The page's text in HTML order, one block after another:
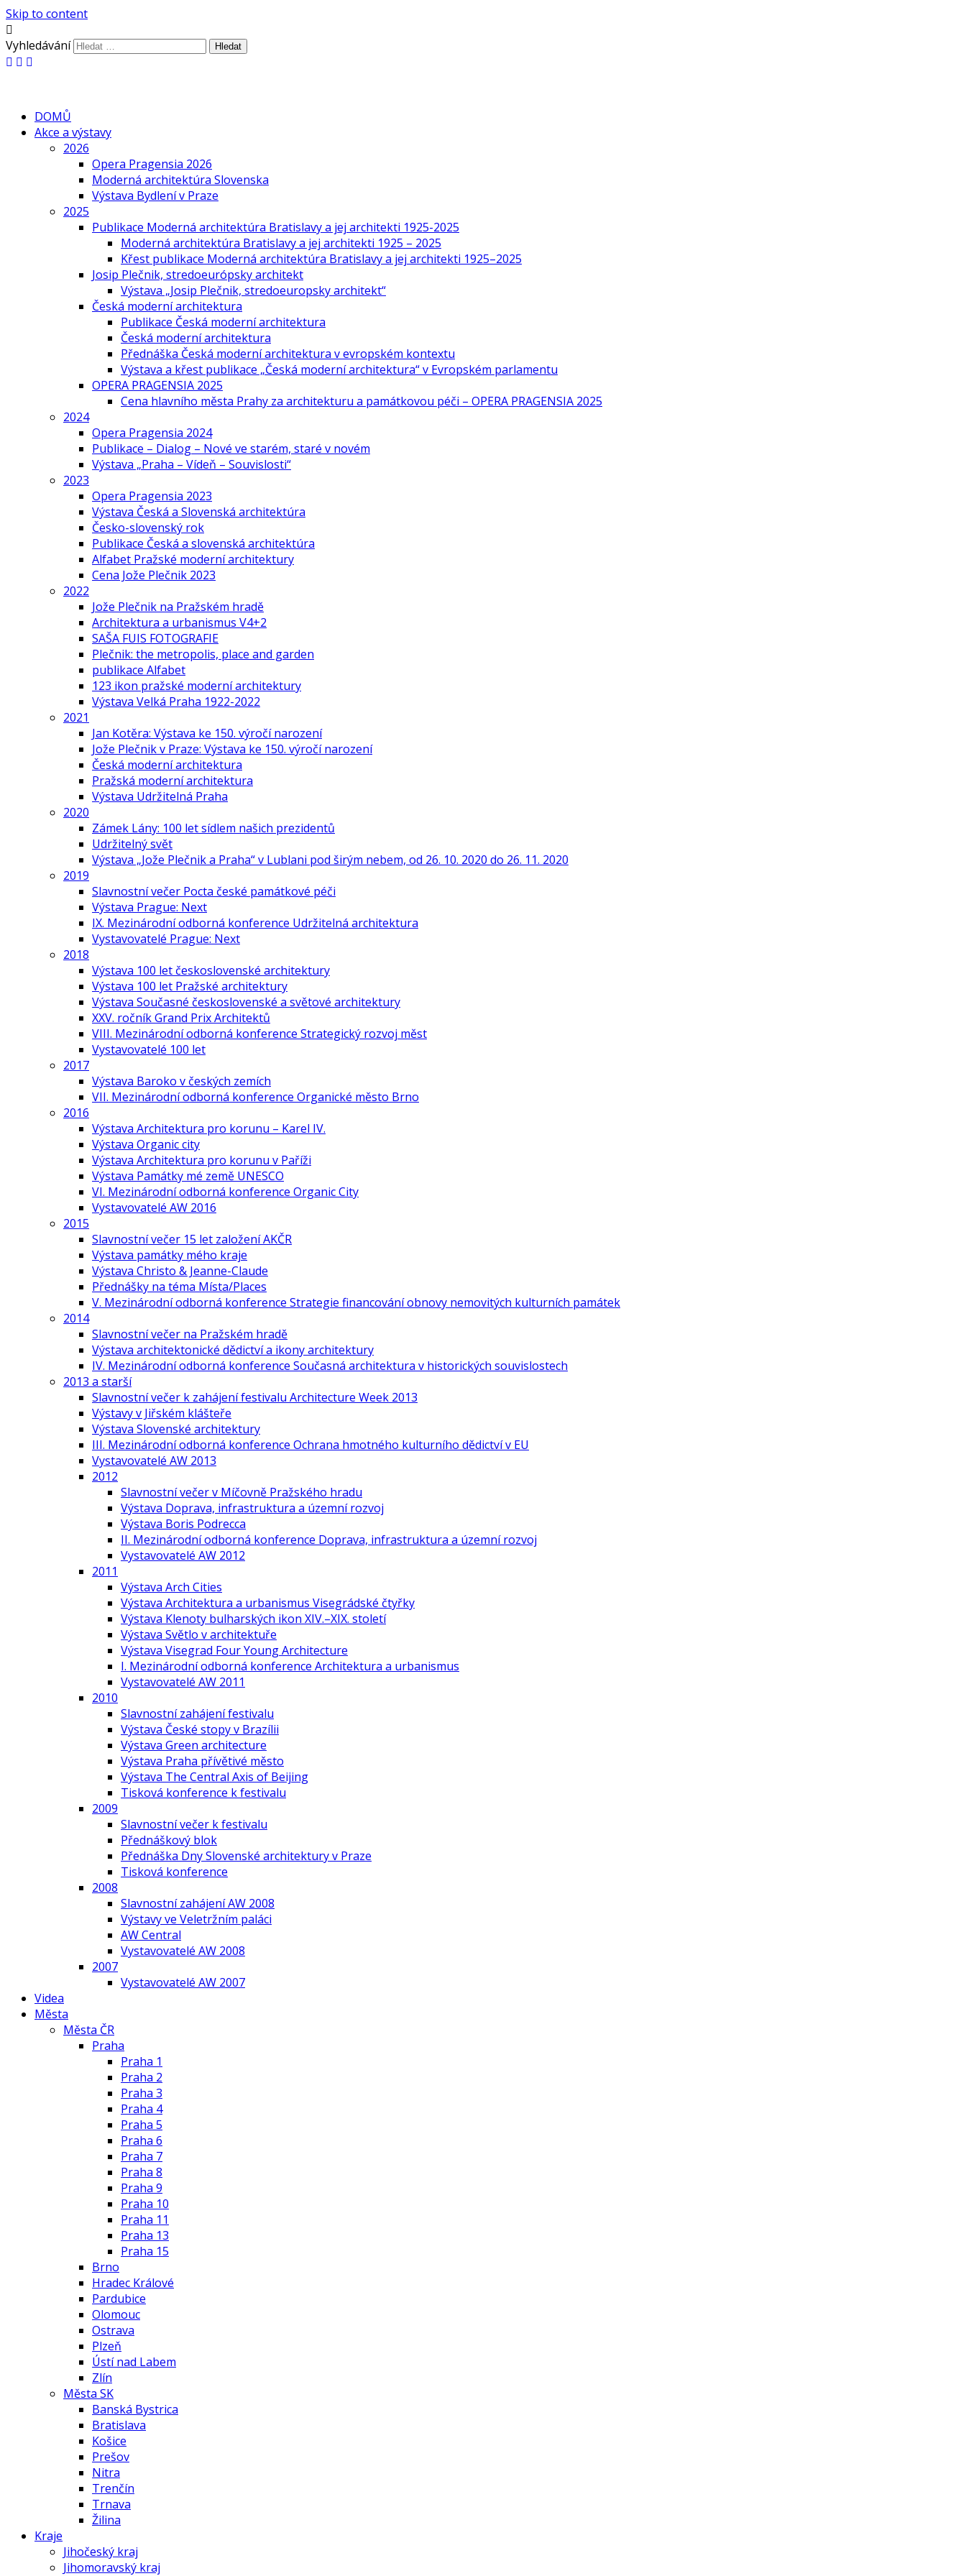
Skip to content
Vyhledávání
DOMŮ
Akce a výstavy
2026
Opera Pragensia 2026
Moderná architektúra Slovenska
Výstava Bydlení v Praze
2025
Publikace Moderná architektúra Bratislavy a jej architekti 1925-2025
Moderná architektúra Bratislavy a jej architekti 1925 – 2025
Křest publikace Moderná architektúra Bratislavy a jej architekti 1925–2025
Josip Plečnik, stredoeurópsky architekt
Výstava „Josip Plečnik, stredoeuropsky architekt“
Česká moderní architektura
Publikace Česká moderní architektura
Česká moderní architektura
Přednáška Česká moderní architektura v evropském kontextu
Výstava a křest publikace „Česká moderní architektura“ v Evropském parlamentu
OPERA PRAGENSIA 2025
Cena hlavního města Prahy za architekturu a památkovou péči – OPERA PRAGENSIA 2025
2024
Opera Pragensia 2024
Publikace – Dialog – Nové ve starém, staré v novém
Výstava „Praha – Vídeň – Souvislosti“
2023
Opera Pragensia 2023
Výstava Česká a Slovenská architektúra
Česko-slovenský rok
Publikace Česká a slovenská architektúra
Alfabet Pražské moderní architektury
Cena Jože Plečnik 2023
2022
Jože Plečnik na Pražském hradě
Architektura a urbanismus V4+2
SAŠA FUIS FOTOGRAFIE
Plečnik: the metropolis, place and garden
publikace Alfabet
123 ikon pražské moderní architektury
Výstava Velká Praha 1922-2022
2021
Jan Kotěra: Výstava ke 150. výročí narození
Jože Plečnik v Praze: Výstava ke 150. výročí narození
Česká moderní architektura
Pražská moderní architektura
Výstava Udržitelná Praha
2020
Zámek Lány: 100 let sídlem našich prezidentů
Udržitelný svět
Výstava „Jože Plečnik a Praha“ v Lublani pod širým nebem, od 26. 10. 2020 do 26. 11. 2020
2019
Slavnostní večer Pocta české památkové péči
Výstava Prague: Next
IX. Mezinárodní odborná konference Udržitelná architektura
Vystavovatelé Prague: Next
2018
Výstava 100 let československé architektury
Výstava 100 let Pražské architektury
Výstava Současné československé a světové architektury
XXV. ročník Grand Prix Architektů
VIII. Mezinárodní odborná konference Strategický rozvoj měst
Vystavovatelé 100 let
2017
Výstava Baroko v českých zemích
VII. Mezinárodní odborná konference Organické město Brno
2016
Výstava Architektura pro korunu – Karel IV.
Výstava Organic city
Výstava Architektura pro korunu v Paříži
Výstava Památky mé země UNESCO
VI. Mezinárodní odborná konference Organic City
Vystavovatelé AW 2016
2015
Slavnostní večer 15 let založení AKČR
Výstava památky mého kraje
Výstava Christo & Jeanne-Claude
Přednášky na téma Místa/Places
V. Mezinárodní odborná konference Strategie financování obnovy nemovitých kulturních památek
2014
Slavnostní večer na Pražském hradě
Výstava architektonické dědictví a ikony architektury
IV. Mezinárodní odborná konference Současná architektura v historických souvislostech
2013 a starší
Slavnostní večer k zahájení festivalu Architecture Week 2013
Výstavy v Jiřském klášteře
Výstava Slovenské architektury
III. Mezinárodní odborná konference Ochrana hmotného kulturního dědictví v EU
Vystavovatelé AW 2013
2012
Slavnostní večer v Míčovně Pražského hradu
Výstava Doprava, infrastruktura a územní rozvoj
Výstava Boris Podrecca
II. Mezinárodní odborná konference Doprava, infrastruktura a územní rozvoj
Vystavovatelé AW 2012
2011
Výstava Arch Cities
Výstava Architektura a urbanismus Visegrádské čtyřky
Výstava Klenoty bulharských ikon XIV.–XIX. století
Výstava Světlo v architektuře
Výstava Visegrad Four Young Architecture
I. Mezinárodní odborná konference Architektura a urbanismus
Vystavovatelé AW 2011
2010
Slavnostní zahájení festivalu
Výstava České stopy v Brazílii
Výstava Green architecture
Výstava Praha přívětivé město
Výstava The Central Axis of Beijing
Tisková konference k festivalu
2009
Slavnostní večer k festivalu
Přednáškový blok
Přednáška Dny Slovenské architektury v Praze
Tisková konference
2008
Slavnostní zahájení AW 2008
Výstavy ve Veletržním paláci
AW Central
Vystavovatelé AW 2008
2007
Vystavovatelé AW 2007
Videa
Města
Města ČR
Praha
Praha 1
Praha 2
Praha 3
Praha 4
Praha 5
Praha 6
Praha 7
Praha 8
Praha 9
Praha 10
Praha 11
Praha 13
Praha 15
Brno
Hradec Králové
Pardubice
Olomouc
Ostrava
Plzeň
Ústí nad Labem
Zlín
Města SK
Banská Bystrica
Bratislava
Košice
Prešov
Nitra
Trenčín
Trnava
Žilina
Kraje
Jihočeský kraj
Jihomoravský kraj